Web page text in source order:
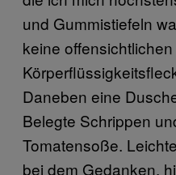
und Gummistiefeln
keine offensichtlichen
Daneben eine
Belegte Schrippen
Tomatensoße.
bei dem Gedanken,